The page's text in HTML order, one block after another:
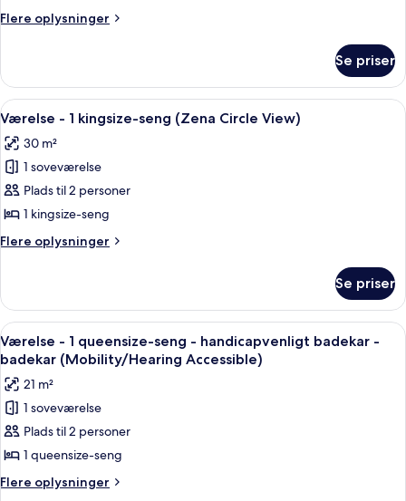
seng
(Zena)
Flere oplysninger
Flere
-
kingsize-
byudsigt
Se priser
Indlæs
alle
billeder
af
Værelse
-
1
kingsize-
(Zena
Circle
View)
Et moderne hotelværelse med seng,
10
Værelse - 1 kingsize-seng (Zena Circle View)
30 m²
1 soveværelse
Plads til 2 personer
1 kingsize-seng
Flere oplysninger
Flere
-
kingsize-
seng
Circle
View)
Se priser
Indlæs
alle
billeder
af
Værelse
-
1
queensize-
Et moderne hotelværelse med en
6
Værelse - 1 queensize-seng - handicapvenligt badekar -
badekar (Mobility/Hearing Accessible)
21 m²
1 soveværelse
Plads til 2 personer
1 queensize-seng
Flere oplysninger
Flere